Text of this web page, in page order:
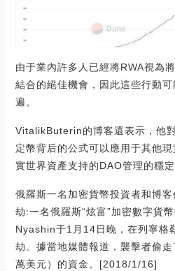
由于業內許多人已經將RWA視為
結合的絕佳機會，因此這些行動
遍。
VitalikButerin的博客還表示，他
定幣背后的公式可以應用于其他
實世界資產支持的DAO管理的穩定
俄羅斯一名加密貨幣投資者和博
劫:一名俄羅斯“炫富”加密數字貨
Nyashin于1月14日晚，在列寧格
劫。據當地媒體報道，襲擊者偷
萬美元）的資金。[2018/1/16]